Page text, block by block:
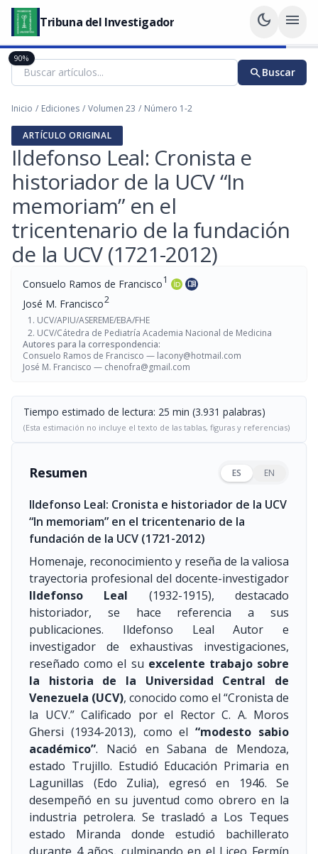
Tribuna del Investigador dark_mode menu
searchBuscar
Inicio / Ediciones / Volumen 23 / Número 1-2
ARTÍCULO ORIGINAL
Ildefonso Leal: Cronista e
historiador de la UCV “In
memoriam” en el
tricentenario de la fundación
de la UCV (1721-2012)
Consuelo Ramos de Francisco1 menu_book
José M. Francisco2
UCV/APIU/ASEREME/EBA/FHE
UCV/Cátedra de Pediatría Academia Nacional de Medicina
Autores para la correspondencia:
Consuelo Ramos de Francisco — lacony@hotmail.com
José M. Francisco — chenofra@gmail.com
Tiempo estimado de lectura: 25 min (3.931 palabras)
(Esta estimación no incluye el texto de las tablas, figuras y referencias)
Resumen ES EN
Ildefonso Leal: Cronista e historiador de la UCV
“In memoriam” en el tricentenario de la
fundación de la UCV (1721-2012)
Homenaje, reconocimiento y reseña de la valiosa
trayectoria profesional del docente-investigador
Ildefonso Leal
(1932-1915), destacado
historiador, se hace referencia a sus
publicaciones. Ildefonso Leal Autor e
investigador de exhaustivas investigaciones,
reseñado como el su excelente trabajo sobre
la historia de la Universidad Central de
Venezuela (UCV), conocido como el “Cronista de
la UCV.” Calificado por el Rector C. A. Moros
Ghersi (1934-2013), como el“modesto sabio
académico”. Nació en Sabana de Mendoza,
estado Trujillo. Estudió Educación Primaria en
Lagunillas (Edo Zulia), egresó en 1946. Se
desempeñó en su juventud como obrero en la
industria petrolera. Se trasladó a Los Teques
estado Miranda donde estudió bachillerato
90%